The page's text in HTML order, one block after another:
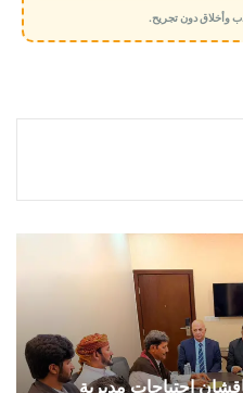
وأخلاق دون تجريح.
احتياجات مديرية